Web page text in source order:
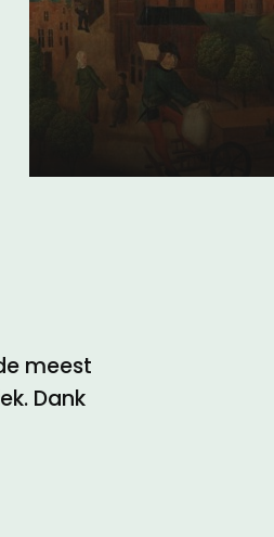
gevolgen
12 november 2021
meest
Dank